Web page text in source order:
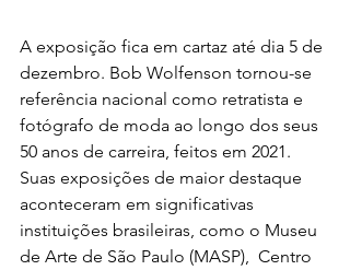
A exposição fica em cartaz até dia 5 de
dezembro. Bob Wolfenson tornou-se
referência nacional como retratista e
fotógrafo de moda ao longo dos seus
50 anos de carreira, feitos em 2021.
Suas exposições de maior destaque
aconteceram em significativas
instituições brasileiras, como o Museu
de Arte de São Paulo (MASP),  Centro